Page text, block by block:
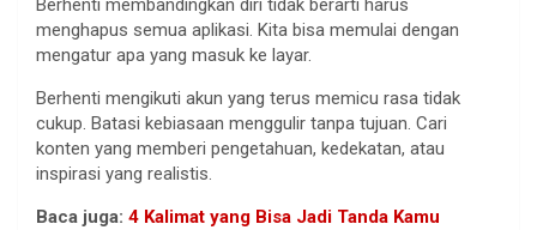
Berhenti membandingkan diri tidak berarti harus
menghapus semua aplikasi. Kita bisa memulai dengan
mengatur apa yang masuk ke layar.
Berhenti mengikuti akun yang terus memicu rasa tidak
cukup. Batasi kebiasaan menggulir tanpa tujuan. Cari
konten yang memberi pengetahuan, kedekatan, atau
inspirasi yang realistis.
Baca juga: 4 Kalimat yang Bisa Jadi Tanda Kamu